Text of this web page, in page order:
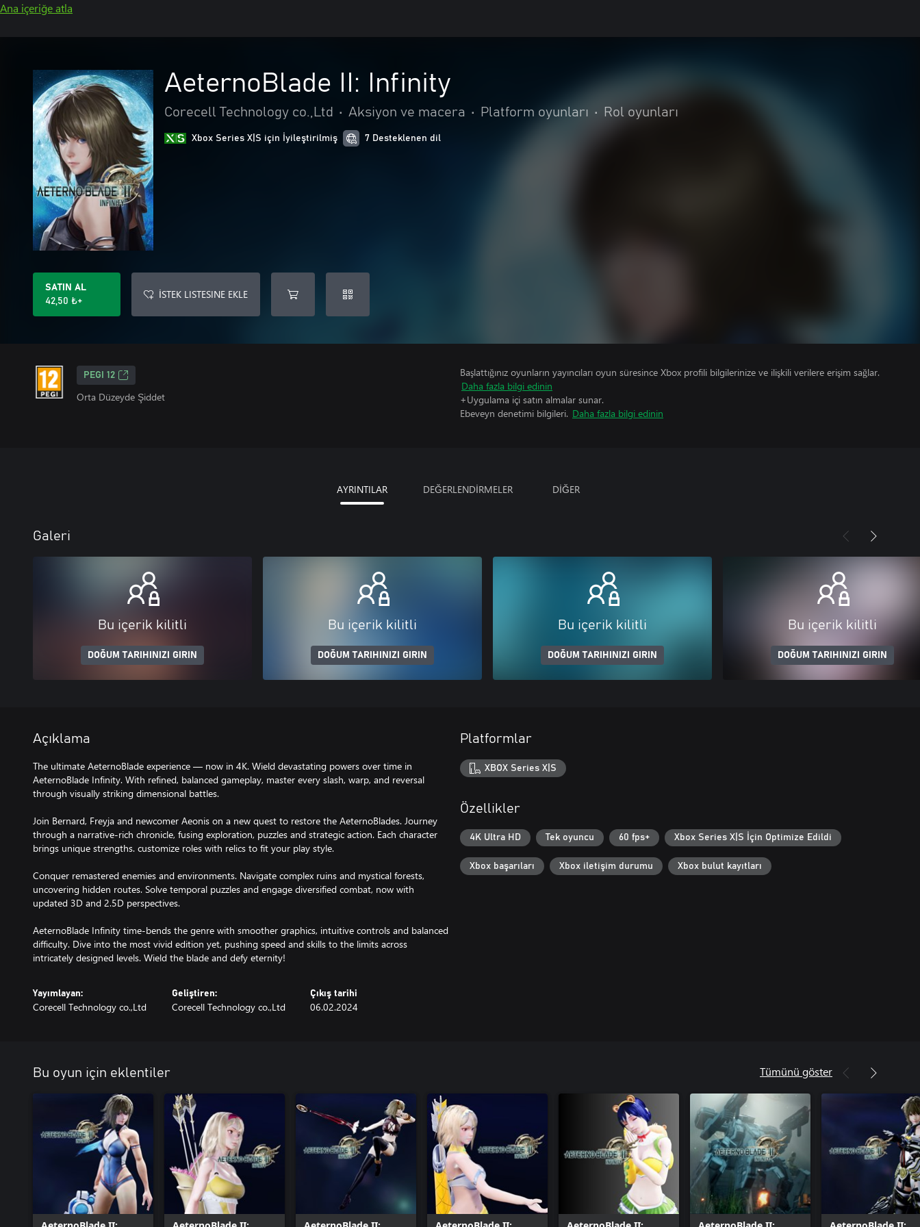
Ana içeriğe atla
AeternoBlade II: Infinity
Corecell Technology co.,Ltd • Aksiyon ve macera • Platform oyunları • Rol oyunları
Xbox Series X|S için İyileştirilmiş 7 Desteklenen dil
SATIN AL
42,50 ₺+
İSTEK LISTESINE EKLE
PEGI 12
Orta Düzeyde Şiddet
Başlattığınız oyunların yayıncıları oyun süresince Xbox profili bilgilerinize ve ilişkili verilere erişim sağlar.
Daha fazla bilgi edinin
+Uygulama içi satın almalar sunar.
Ebeveyn denetimi bilgileri. Daha fazla bilgi edinin
AYRINTILAR DEĞERLENDİRMELER DİĞER
Galeri
Bu içerik kilitli
DOĞUM TARIHINIZI GIRIN
Bu içerik kilitli
DOĞUM TARIHINIZI GIRIN
Bu içerik kilitli
DOĞUM TARIHINIZI GIRIN
Bu içerik kilitli
DOĞUM TARIHINIZI GIRIN
Açıklama
The ultimate AeternoBlade experience — now in 4K. Wield devastating powers over time in
AeternoBlade Infinity. With refined, balanced gameplay, master every slash, warp, and reversal
through visually striking dimensional battles.
Join Bernard, Freyja and newcomer Aeonis on a new quest to restore the AeternoBlades. Journey
through a narrative-rich chronicle, fusing exploration, puzzles and strategic action. Each character
brings unique strengths. customize roles with relics to fit your play style.
Conquer remastered enemies and environments. Navigate complex ruins and mystical forests,
uncovering hidden routes. Solve temporal puzzles and engage diversified combat, now with
updated 3D and 2.5D perspectives.
AeternoBlade Infinity time-bends the genre with smoother graphics, intuitive controls and balanced
difficulty. Dive into the most vivid edition yet, pushing speed and skills to the limits across
Yayımlayan:
Corecell Technology co.,Ltd
Geliştiren:
Corecell Technology co.,Ltd
Çıkış tarihi
06.02.2024
Platformlar
XBOX Series X|S
Özellikler
4K Ultra HD Tek oyuncu 60 fps+ Xbox Series X|S İçin Optimize Edildi
Xbox başarıları Xbox iletişim durumu Xbox bulut kayıtları
Bu oyun için eklentiler Tümünü göster